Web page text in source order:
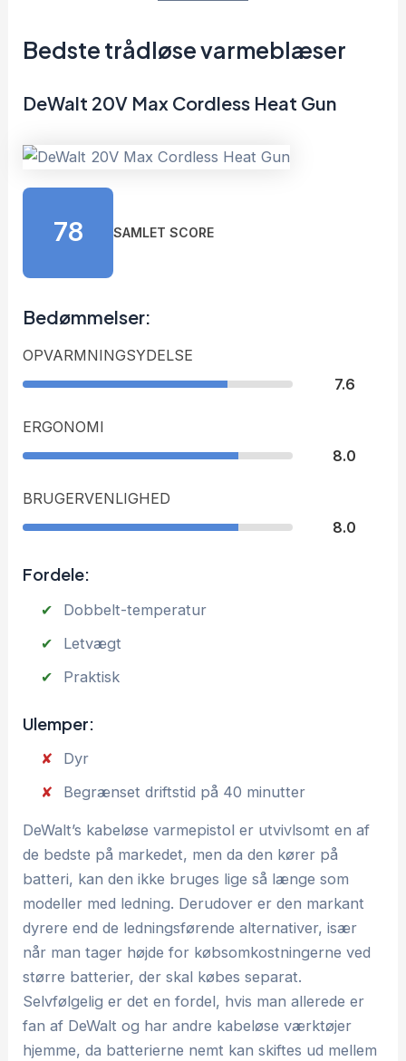
Bedste trådløse varmeblæser
DeWalt 20V Max Cordless Heat Gun
78 SAMLET SCORE
Bedømmelser:
OPVARMNINGSYDELSE
7.6
ERGONOMI
8.0
BRUGERVENLIGHED
8.0
Fordele:
Dobbelt-temperatur
Letvægt
Praktisk
Ulemper:
Dyr
Begrænset driftstid på 40 minutter
DeWalt’s kabeløse varmepistol er utvivlsomt en af
de bedste på markedet, men da den kører på
batteri, kan den ikke bruges lige så længe som
modeller med ledning. Derudover er den markant
dyrere end de ledningsførende alternativer, især
når man tager højde for købsomkostningerne ved
større batterier, der skal købes separat.
Selvfølgelig er det en fordel, hvis man allerede er
fan af DeWalt og har andre kabeløse værktøjer
hjemme, da batterierne nemt kan skiftes ud mellem